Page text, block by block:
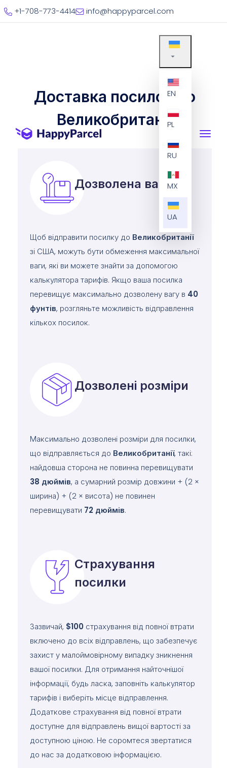
+1-708-773-4414 info@happyparcel.com
EN
PL
RU
MX
UA
Доставка посилок до
Великобританії
Дозволена вага
Щоб відправити посилку до Великобританії
зі США, можуть бути обмеження максимальної
ваги, які ви можете знайти за допомогою
калькулятора тарифів. Якщо ваша посилка
перевищує максимально дозволену вагу в 40
фунтів, розгляньте можливість відправлення
кількох посилок.
Дозволені розміри
Максимально дозволені розміри для посилки,
що відправляється до Великобританії, такі:
найдовша сторона не повинна перевищувати
38 дюймів, а сумарний розмір довжини + (2 ×
ширина) + (2 × висота) не повинен
перевищувати 72 дюймів.
Страхування
посилки
Зазвичай, $100 страхування від повної втрати
включено до всіх відправлень, що забезпечує
захист у малоймовірному випадку зникнення
вашої посилки. Для отримання найточнішої
інформації, будь ласка, заповніть калькулятор
тарифів і виберіть місце відправлення.
Додаткове страхування від повної втрати
доступне для відправлень вищої вартості за
доступною ціною. Не соромтеся звертатися
до нас за додатковою інформацією.